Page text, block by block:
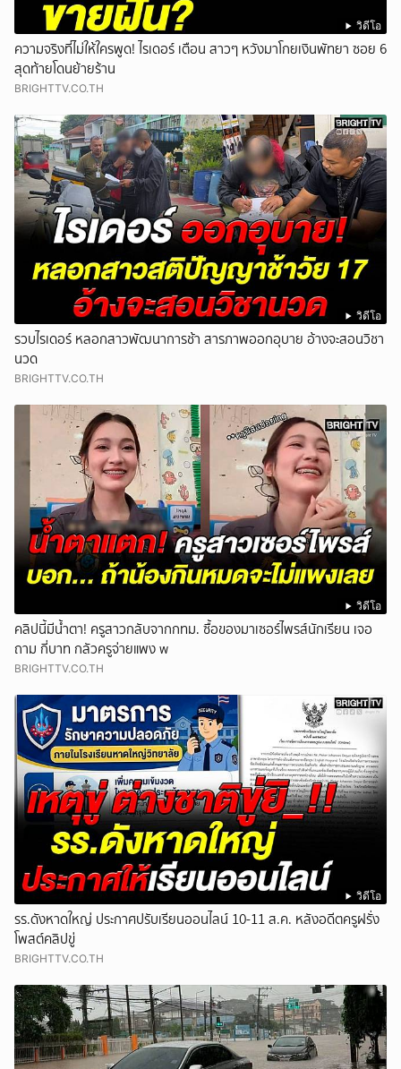
วิดีโอ
ความจริงที่ไม่ให้ใครพูด! ไรเดอร์ เตือน สาวๆ หวังมาโกยเงินพัทยา ซอย 6
สุดท้ายโดนย้ายร้าน
BRIGHTTV.CO.TH
วิดีโอ
รวบไรเดอร์ หลอกสาวพัฒนาการช้า สารภาพออกอุบาย อ้างจะสอนวิชา
นวด
BRIGHTTV.CO.TH
วิดีโอ
คลิปนี้มีน้ำตา! ครูสาวกลับจากกทม. ซื้อของมาเซอร์ไพรส์นักเรียน เจอ
ถาม กี่บาท กลัวครูจ่ายแพง w
BRIGHTTV.CO.TH
วิดีโอ
รร.ดังหาดใหญ่ ประกาศปรับเรียนออนไลน์ 10-11 ส.ค. หลังอดีตครูฝรั่ง
โพสต์คลิปขู่
BRIGHTTV.CO.TH